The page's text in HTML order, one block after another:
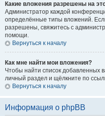
Какие вложения разрешены на
Администратор каждой
определённые типы вложений.
разрешены, свяжитесь с
помощи.
Вернуться к началу
Как мне найти мои вложения?
Чтобы найти список добавленных
личный раздел и щёлкните по
Вернуться к началу
Информация о phpBB